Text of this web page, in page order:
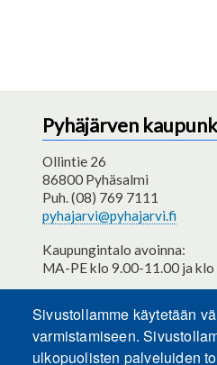
Pyhäjärven
Ollintie 26
86800 Pyhäsalmi
Puh. (08) 769 7111
pyhajarvi@pyhajarvi.fi
Kaupungintalo avoinna:
MA-PE klo 9.00-11.00 ja
Sivustollamme käytetään
varmistamiseen.
ulkopuolisten palveluiden